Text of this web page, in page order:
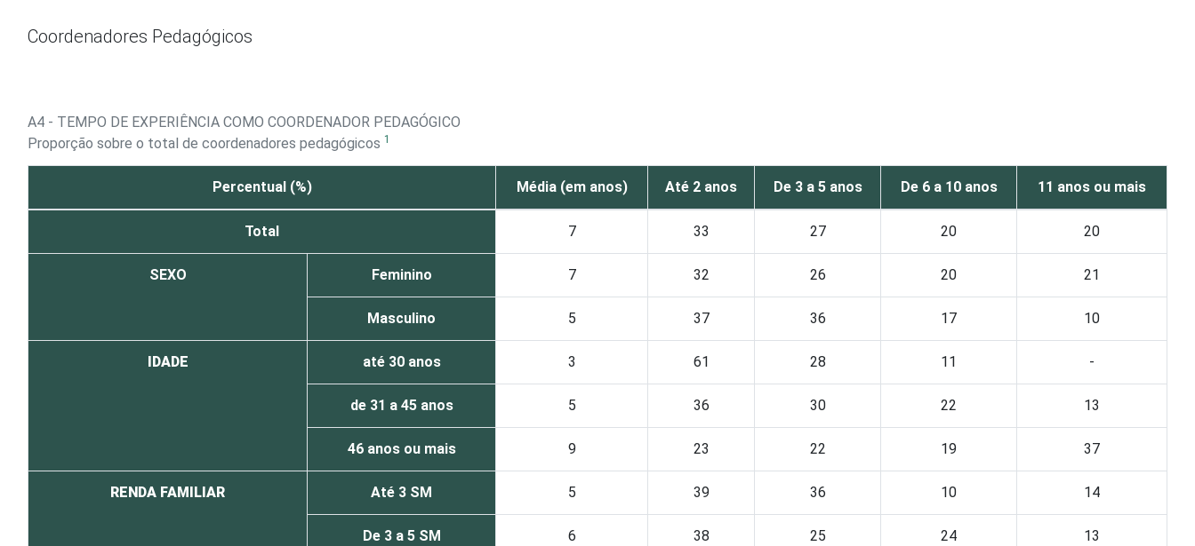
Coordenadores Pedagógicos
A4 - TEMPO DE EXPERIÊNCIA COMO COORDENADOR PEDAGÓGICO
Proporção sobre o total de coordenadores pedagógicos 1
Percentual (%) Média (em anos) Até 2 anos De 3 a 5 anos De 6 a 10 anos 11 anos ou mais
Total 7 33 27 20 20
SEXO Feminino 7 32 26 20 21
Masculino 5 37 36 17 10
IDADE até 30 anos 3 61 28 11 -
de 31 a 45 anos 5 36 30 22 13
46 anos ou mais 9 23 22 19 37
RENDA FAMILIAR Até 3 SM 5 39 36 10 14
De 3 a 5 SM 6 38 25 24 13